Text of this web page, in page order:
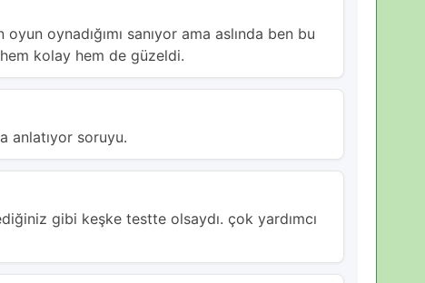
oynadığımı sanıyor ama aslında ben bu
kolay hem de güzeldi.
anlatıyor soruyu.
gibi keşke testte olsaydı. çok yardımcı